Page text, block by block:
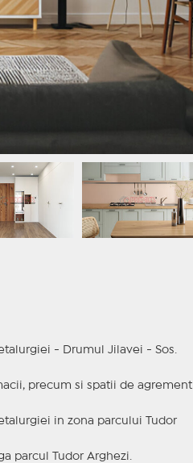
- Drumul Jilavei - Sos.
precum si spatii de agrement
in zona parcului Tudor
parcul Tudor Arghezi.